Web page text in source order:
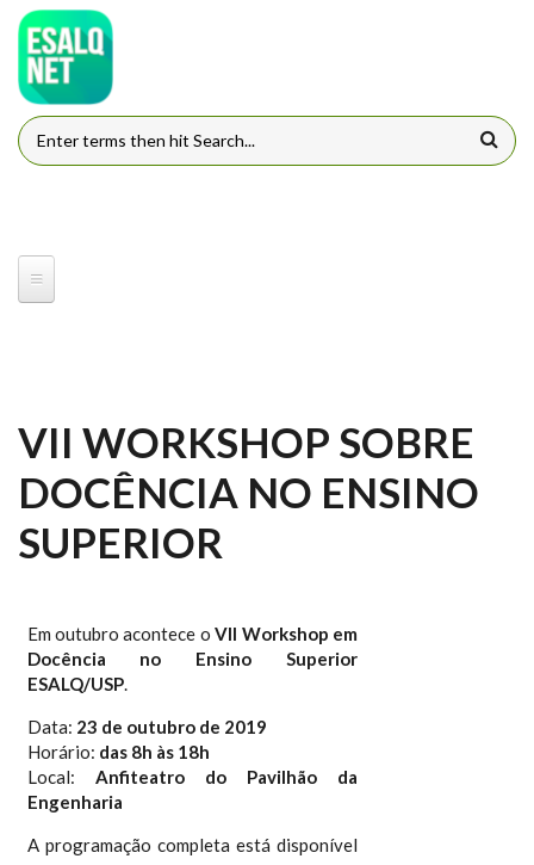
Pular para o conteúdo principal
FORMULÁRIO DE BUSCA
VII WORKSHOP SOBRE
DOCÊNCIA NO ENSINO
SUPERIOR
Em outubro acontece oVII Workshop em
Docência no Ensino Superior
ESALQ/USP.
Data: 23 de outubro de 2019
Horário: das 8h às 18h
Local: Anfiteatro do Pavilhão da
Engenharia
A programação completa está disponível